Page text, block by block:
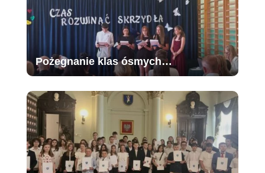
Pożegnanie klas ósmych…